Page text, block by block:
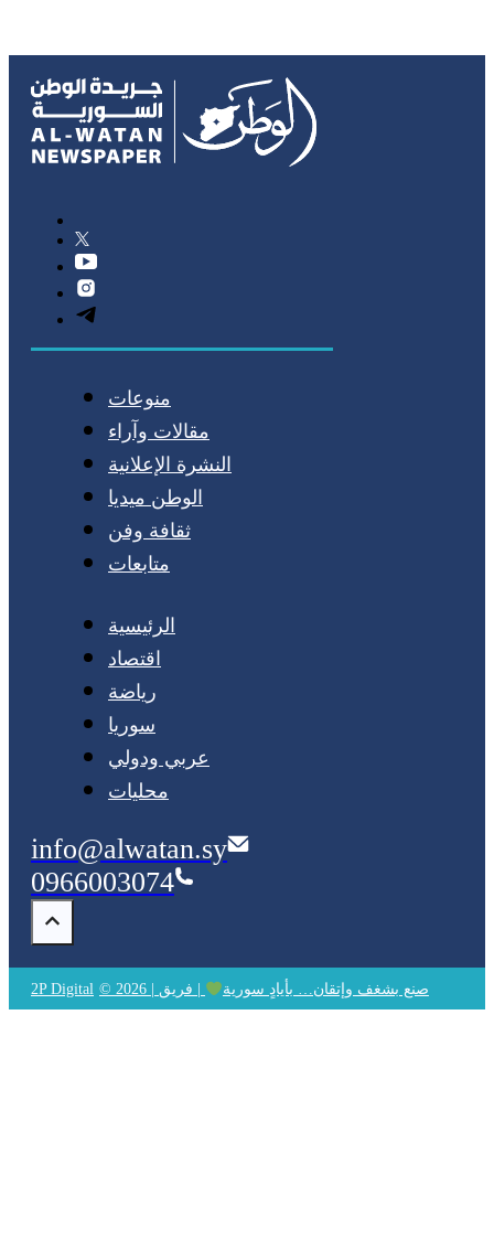
منوعات
مقالات وآراء
النشرة الإعلانية
الوطن ميديا
ثقافة وفن
متابعات
الرئيسية
اقتصاد
رياضة
سوريا
عربي ودولي
محليات
info@alwatan.sy
0966003074
2P Digital © 2026 | صنع بشغف وإتقان… بأيادٍ سورية | فريق